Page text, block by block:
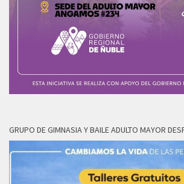
GRUPO DE GIMNASIA Y BAILE ADULTO MAYOR